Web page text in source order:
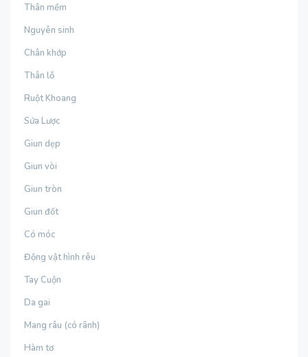
Thân mềm
Nguyên sinh
Chân khớp
Thân lỗ
Ruột Khoang
Sứa Lược
Giun dẹp
Giun vòi
Giun tròn
Giun đốt
Có móc
Động vật hình rêu
Tay Cuộn
Da gai
Mang râu (có rãnh)
Hàm tơ